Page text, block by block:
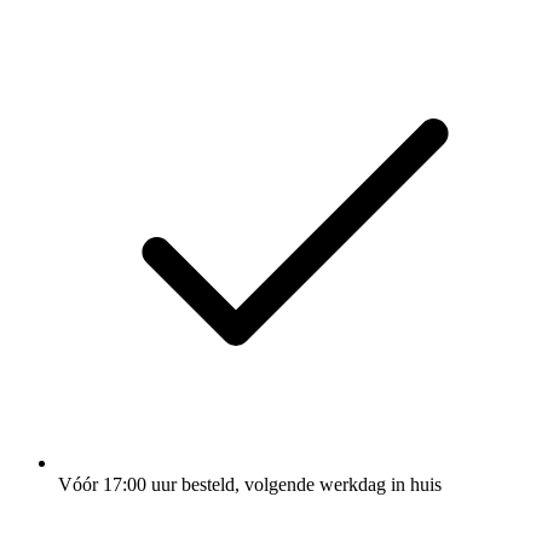
Vóór 17:00 uur besteld, volgende werkdag in huis